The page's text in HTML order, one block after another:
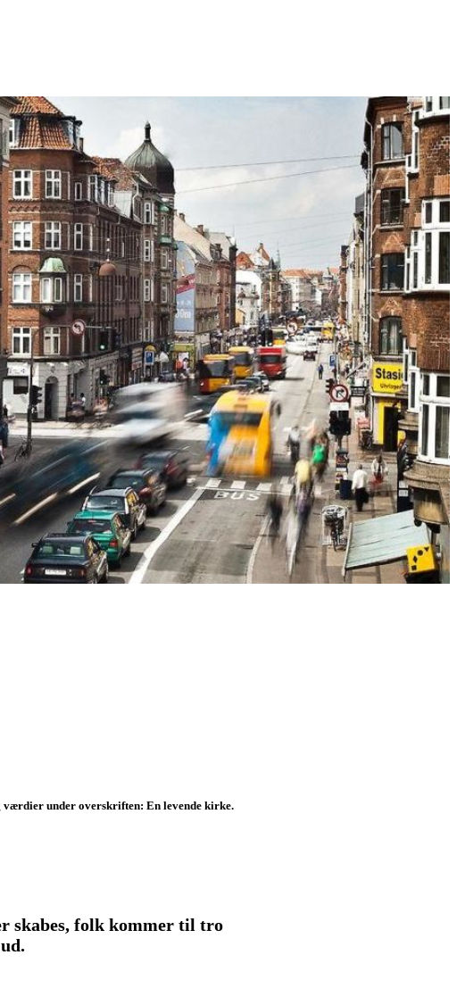
værdier under overskriften: En levende kirke.
skabes, folk kommer til tro